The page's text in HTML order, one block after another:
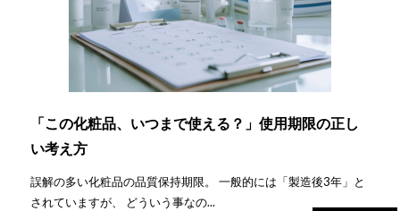
「この化粧品、いつまで使える？」使用期限の正し
い考え方
誤解の多い化粧品の品質保持期限。 一般的には「製造後3年」と
されていますが、 どういう事なの...